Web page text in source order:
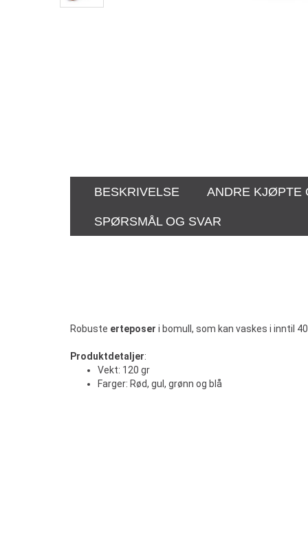
BESKRIVELSE ANDRE KJØPTE
SPØRSMÅL OG SVAR
Robuste erteposer i bomull, som kan vaskes i inntil
Produktdetaljer:
Vekt: 120 gr
Farger: Rød, gul, grønn og blå